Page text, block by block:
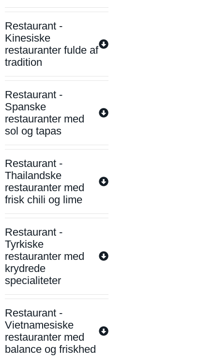
Restaurant -
Kinesiske
restauranter fulde af
tradition
Restaurant -
Spanske
restauranter med
sol og tapas
Restaurant -
Thailandske
restauranter med
frisk chili og lime
Restaurant -
Tyrkiske
restauranter med
krydrede
specialiteter
Restaurant -
Vietnamesiske
restauranter med
balance og friskhed